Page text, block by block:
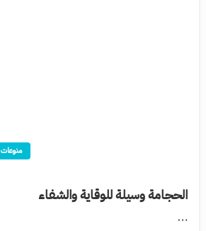
منوعات
الحجامة وسيلة للوقاية والشفاء
…